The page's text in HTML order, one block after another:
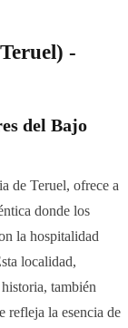
-
del Bajo
de Teruel, ofrece a
donde los
la hospitalidad
localidad,
también
refleja la esencia de